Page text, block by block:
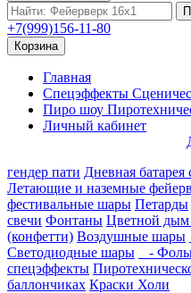
+7(999)156-11-80
Корзина
Главная
Спецэффекты
Пиро шоу
Личный кабинет
гендер пати Дневная батарея
Летающие и наземные
фестивальные шары Петарды
свечи Фонтаны Цветной
(конфетти) Воздушные шары
Светодиодные шары
-
спецэффекты
баллончиках Краски Холи